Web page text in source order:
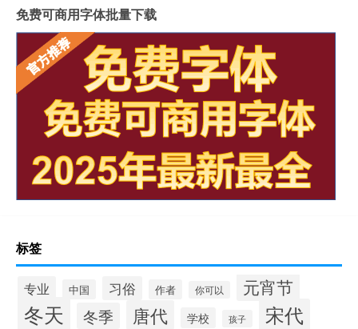
免费可商用字体批量下载
标签
专业 中国 习俗 作者 你可以 元宵节
冬天 冬季 唐代 学校 孩子 宋代